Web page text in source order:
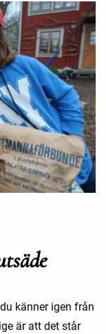
känner igen från
är att det står